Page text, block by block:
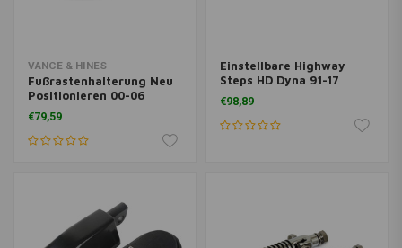
VANCE & HINES
Fußrastenhalterung Neu
Positionieren 00-06
Softail
€79,59
Einstellbare Highway
Steps HD Dyna 91-17
(Variante auswählen)
€98,89